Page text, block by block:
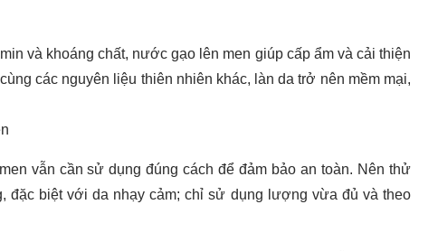
và khoáng chất, nước gạo lên men giúp cấp ẩm và cải thiện
các nguyên liệu thiên nhiên khác, làn da trở nên mềm mại,
vẫn cần sử dụng đúng cách để đảm bảo an toàn. Nên thử
đặc biệt với da nhạy cảm; chỉ sử dụng lượng vừa đủ và theo